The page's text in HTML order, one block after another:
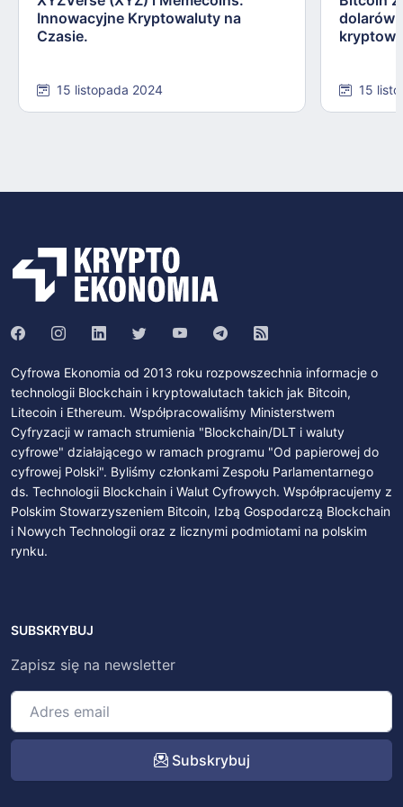
Innowacyjne Kryptowaluty na
Czasie.
15 listopada 2024
dolarów:
15
Cyfrowa Ekonomia od 2013 roku rozpowszechnia informacje o
technologii Blockchain i kryptowalutach takich jak Bitcoin,
Litecoin i Ethereum. Współpracowaliśmy Ministerstwem
Cyfryzacji w ramach strumienia "Blockchain/DLT i waluty
cyfrowe" działającego w ramach programu "Od papierowej do
cyfrowej Polski". Byliśmy członkami Zespołu Parlamentarnego
ds. Technologii Blockchain i Walut Cyfrowych. Współpracujemy z
Polskim Stowarzyszeniem Bitcoin, Izbą Gospodarczą Blockchain
i Nowych Technologii oraz z licznymi podmiotami na polskim
rynku.
SUBSKRYBUJ
Zapisz się na newsletter
Subskrybuj